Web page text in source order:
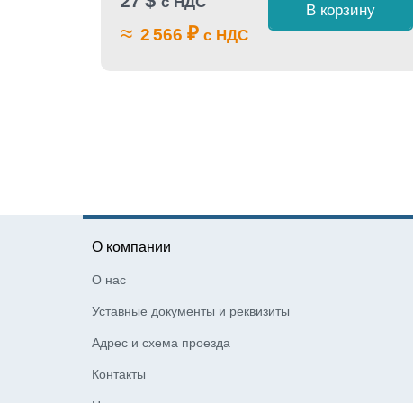
≈ 2 566 ₽ с НДС
В корзину
О компании
О нас
Уставные документы и реквизиты
Адрес и схема проезда
Контакты